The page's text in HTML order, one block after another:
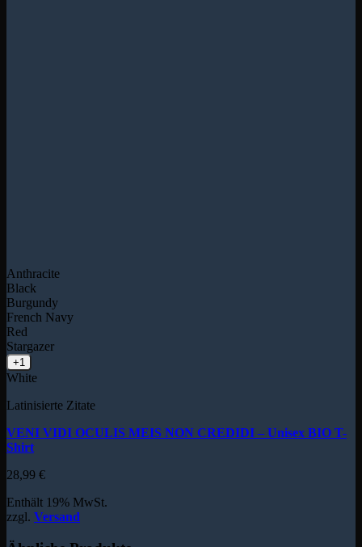
Anthracite
Black
Burgundy
French Navy
Red
Stargazer
+1
White
Latinisierte Zitate
VENI VIDI OCULIS MEIS NON CREDIDI – Unisex BIO T-
Shirt
28,99 €
Enthält 19% MwSt.
zzgl. Versand